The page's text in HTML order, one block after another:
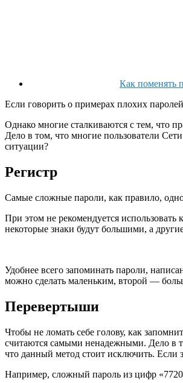
Как поменять
Если говорить о примерах плохих
Однако многие сталкиваются с тем, что
Дело в том, что многие пользователи
ситуации?
Регистр
Самые сложные пароли, как правило,
При этом не рекомендуется
некоторые знаки будут большими, а
Удобнее всего запоминать пароли,
можно сделать маленьким, второй —
Перевертыши
Чтобы не ломать себе голову, как
считаются самыми ненадежными. Дело в
что данный метод стоит исключить. Если
Например, сложный пароль из цифр